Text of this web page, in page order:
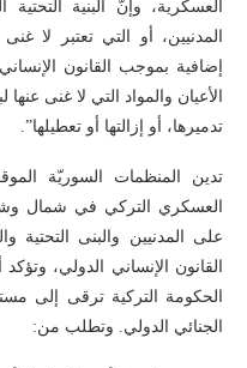
العسكرية، وإنّ البنية
المدنيين، أو التي تعتبر لا
إضافية بموجب القانون
الأعيان والمواد التي لا غنى
تدميرها، أو إزالتها أو تعطيلها”.
تدين المنظمات السوريّة
العسكري التركي في شمال
على المدنيين والبنى التحتية
القانون الإنساني الدولي،
الحكومة التركية ترقى إلى
الجنائي الدولي. وتطلب من: